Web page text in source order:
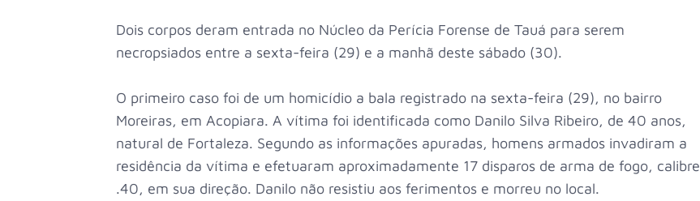
Dois corpos deram entrada no Núcleo da Perícia Forense de Tauá para serem
necropsiados entre a sexta-feira (29) e a manhã deste sábado (30).
O primeiro caso foi de um homicídio a bala registrado na sexta-feira (29), no bairro
Moreiras, em Acopiara. A vítima foi identificada como Danilo Silva Ribeiro, de 40 anos,
natural de Fortaleza. Segundo as informações apuradas, homens armados invadiram a
residência da vítima e efetuaram aproximadamente 17 disparos de arma de fogo, calibre
.40, em sua direção. Danilo não resistiu aos ferimentos e morreu no local.